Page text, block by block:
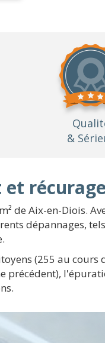
&
et récurage
de Aix-en-Diois.
dépannages,
(255 au cours
précédent),